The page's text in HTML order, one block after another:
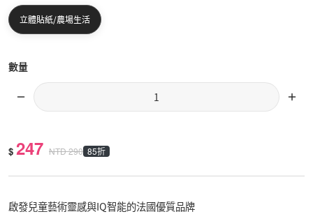
立體貼紙/農場生活
數量
$ 247 NTD290 85折
啟發兒童藝術靈感與IQ智能的法國優質品牌